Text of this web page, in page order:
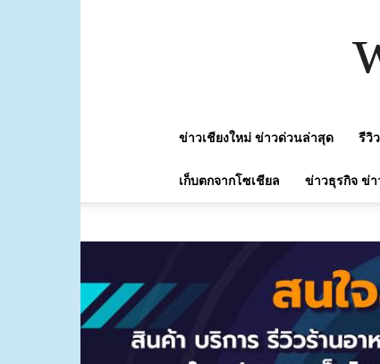
ข่าวเชียงใหม่ ข่าวด่วนล่าสุด รีวิ
เก็บตกจากโซเชียล ข่าวธุรกิจ ข่า